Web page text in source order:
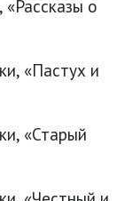
«Рассказы о
«Пастух и
«Старый